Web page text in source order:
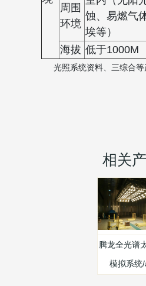
周围
环境
蚀、易燃气
埃等）
海拔 低于1000M
光照系统资料、三综合
相关
腾龙全光谱
模拟系统